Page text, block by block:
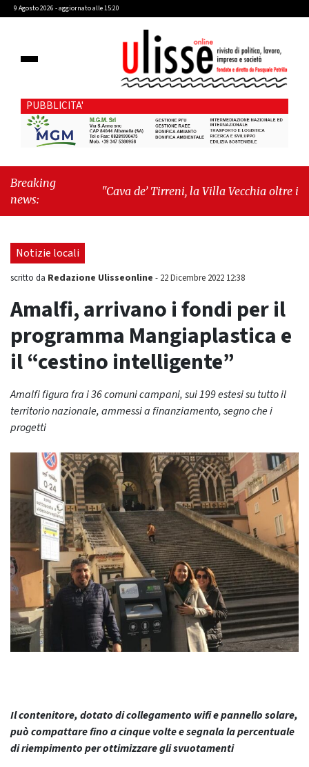
9 Agosto 2026 - aggiornato alle 15:20
PUBBLICITA'
Breaking
news:
"Cava de’ Tirreni, la Villa Vecchia oltre i vandali:
consiliare: “Serve chiarezza!”"
Notizie locali
scritto da Redazione Ulisseonline - 22 Dicembre 2022 12:38
Amalfi, arrivano i fondi per il
programma Mangiaplastica e
il “cestino intelligente”
Amalfi figura fra i 36 comuni campani, sui 199 estesi su tutto il
territorio nazionale, ammessi a finanziamento, segno che i
progetti
Il contenitore, dotato di collegamento wifi e pannello solare,
può compattare fino a cinque volte e segnala la percentuale
di riempimento per ottimizzare gli svuotamenti